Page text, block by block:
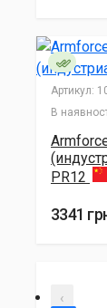
Артикул:
В
PR12
3341
‹